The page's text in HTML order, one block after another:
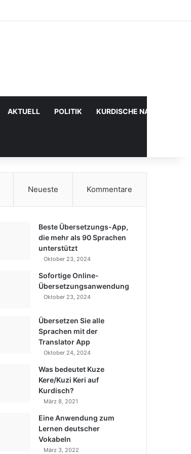
AKTUELL POLITIK KURDISCHE
Neueste Kommentare
Beste Übersetzungs-App,
die mehr als 90 Sprachen
unterstützt
Oktober 23, 2024
Sofortige Online-
Übersetzungsanwendung
Oktober 23, 2024
Übersetzen Sie alle
Sprachen mit der
Translator App
Oktober 24, 2024
Was bedeutet Kuze
Kere/Kuzi Keri auf
Kurdisch?
März 8, 2021
Eine Anwendung zum
Lernen deutscher
Vokabeln
März 3, 2022